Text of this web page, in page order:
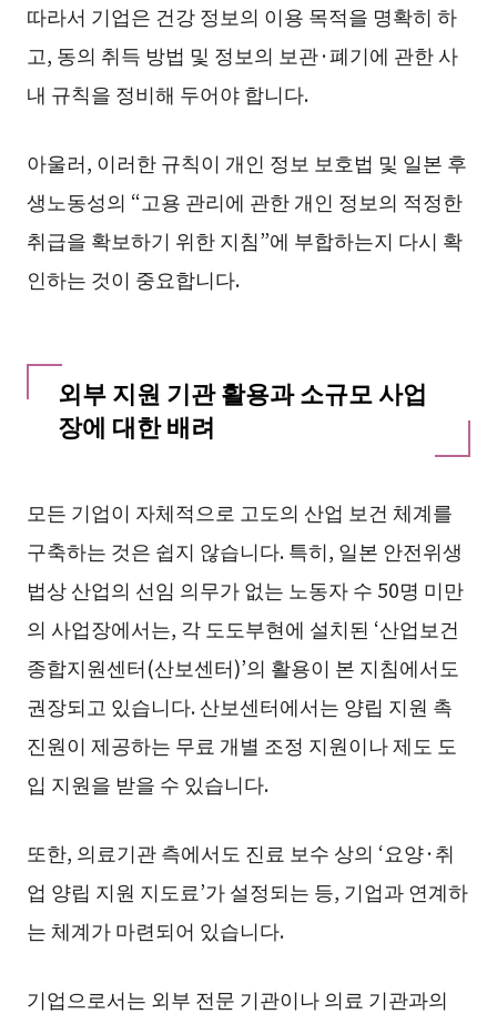
따라서 기업은 건강 정보의 이용 목적을 명확히 하
고, 동의 취득 방법 및 정보의 보관·폐기에 관한 사
내 규칙을 정비해 두어야 합니다.
아울러, 이러한 규칙이 개인 정보 보호법 및 일본 후
생노동성의 “고용 관리에 관한 개인 정보의 적정한
취급을 확보하기 위한 지침”에 부합하는지 다시 확
인하는 것이 중요합니다.
외부 지원 기관 활용과 소규모 사업
장에 대한 배려
모든 기업이 자체적으로 고도의 산업 보건 체계를
구축하는 것은 쉽지 않습니다. 특히, 일본 안전위생
법상 산업의 선임 의무가 없는 노동자 수 50명 미만
의 사업장에서는, 각 도도부현에 설치된 ‘산업보건
종합지원센터(산보센터)’의 활용이 본 지침에서도
권장되고 있습니다. 산보센터에서는 양립 지원 촉
진원이 제공하는 무료 개별 조정 지원이나 제도 도
입 지원을 받을 수 있습니다.
또한, 의료기관 측에서도 진료 보수 상의 ‘요양·취
업 양립 지원 지도료’가 설정되는 등, 기업과 연계하
는 체계가 마련되어 있습니다.
기업으로서는 외부 전문 기관이나 의료 기관과의